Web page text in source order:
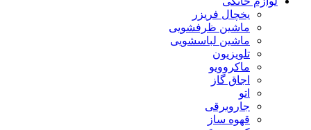
یخچال فریزر
ماشین ظرفشویی
ماشین لباسشویی
تلویزیون
ماکروویو
اجاق گاز
اتو
جاروبرقی
قهوه ساز